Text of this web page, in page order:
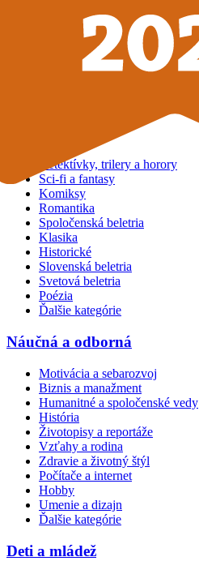
Detektívky, trilery a horory
Sci-fi a fantasy
Komiksy
Romantika
Spoločenská beletria
Klasika
Historické
Slovenská beletria
Svetová beletria
Poézia
Ďalšie kategórie
Náučná a odborná
Motivácia a sebarozvoj
Biznis a manažment
Humanitné a spoločenské vedy
História
Životopisy a reportáže
Vzťahy a rodina
Zdravie a životný štýl
Počítače a internet
Hobby
Umenie a dizajn
Ďalšie kategórie
Deti a mládež